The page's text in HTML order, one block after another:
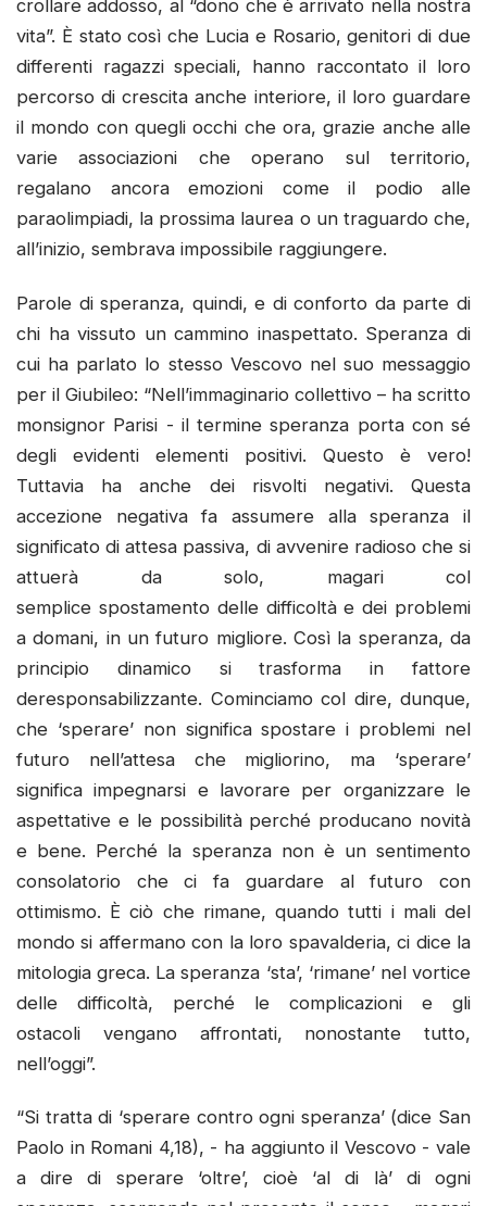
crollare addosso, al “dono che è arrivato nella nostra
vita”. È stato così che Lucia e Rosario, genitori di due
differenti ragazzi speciali, hanno raccontato il loro
percorso di crescita anche interiore, il loro guardare
il mondo con quegli occhi che ora, grazie anche alle
varie associazioni che operano sul territorio,
regalano ancora emozioni come il podio alle
paraolimpiadi, la prossima laurea o un traguardo che,
all’inizio, sembrava impossibile raggiungere.
Parole di speranza, quindi, e di conforto da parte di
chi ha vissuto un cammino inaspettato. Speranza di
cui ha parlato lo stesso Vescovo nel suo messaggio
per il Giubileo: “Nell’immaginario collettivo – ha scritto
monsignor Parisi - il termine speranza porta con sé
degli evidenti elementi positivi. Questo è vero!
Tuttavia ha anche dei risvolti negativi. Questa
accezione negativa fa assumere alla speranza il
significato di attesa passiva, di avvenire radioso che si
attuerà da solo, magari col
semplice spostamento delle difficoltà e dei problemi
a domani, in un futuro migliore. Così la speranza, da
principio dinamico si trasforma in fattore
deresponsabilizzante. Cominciamo col dire, dunque,
che ‘sperare’ non significa spostare i problemi nel
futuro nell’attesa che migliorino, ma ‘sperare’
significa impegnarsi e lavorare per organizzare le
aspettative e le possibilità perché producano novità
e bene. Perché la speranza non è un sentimento
consolatorio che ci fa guardare al futuro con
ottimismo. È ciò che rimane, quando tutti i mali del
mondo si affermano con la loro spavalderia, ci dice la
mitologia greca. La speranza ‘sta’, ‘rimane’ nel vortice
delle difficoltà, perché le complicazioni e gli
ostacoli vengano affrontati, nonostante tutto,
nell’oggi”.
“Si tratta di ‘sperare contro ogni speranza’ (dice San
Paolo in Romani 4,18), - ha aggiunto il Vescovo - vale
a dire di sperare ‘oltre’, cioè ‘al di là’ di ogni